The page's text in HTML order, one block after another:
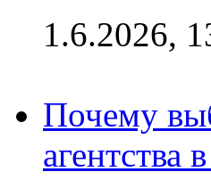
1.6.2026,
Почему
агентства